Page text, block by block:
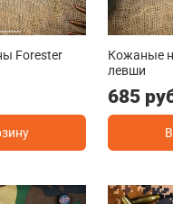
Forester
Кожаные
левши
685